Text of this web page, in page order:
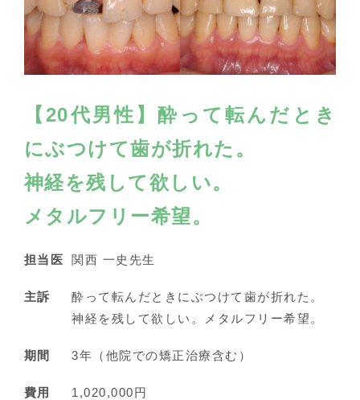
【20代男性】酔って転んだとき
にぶつけて歯が折れた。
神経を残して欲しい。
メタルフリー希望。
担当医 関西 一史先生
主訴
酔って転んだときにぶつけて歯が折れた。
神経を残して欲しい。メタルフリー希望。
期間 3年（他院での矯正治療含む）
費用 1,020,000円